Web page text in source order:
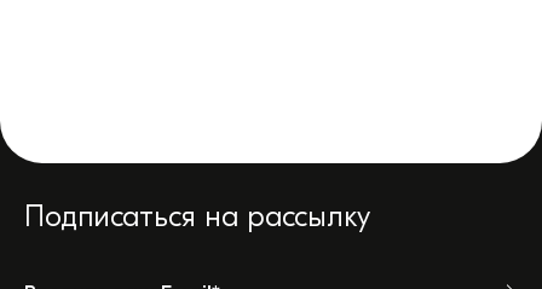
Подписаться на рассылку